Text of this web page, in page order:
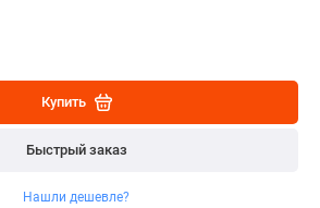
Купить
Быстрый заказ
Нашли дешевле?